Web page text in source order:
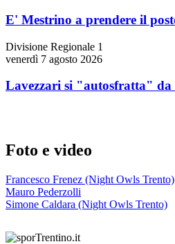
E' Mestrino a prendere il
Divisione Regionale 1
venerdì 7 agosto 2026
Lavezzari si "autosfratta" da
Foto e video
Francesco Frenez (Night Owls Trento)
Mauro Pederzolli
Simone Caldara (Night Owls Trento)